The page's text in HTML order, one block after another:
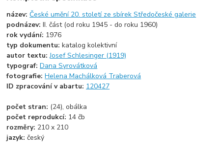
název: České umění 20. století ze sbírek Středočeské galerie
podnázev:II. část (od roku 1945 - do roku 1960)
rok vydání: 1976
typ dokumentu:katalog kolektivní
autor textu:Josef Schlesinger (1919)
typograf:Dana Syrovátková
fotografie:Helena Machálková Traberová
ID zpracování v abartu: 120427
počet stran: (24), obálka
počet reprodukcí: 14 čb
rozměry: 210 x 210
jazyk:český